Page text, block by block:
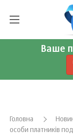
Ваше
Головна
особи платників